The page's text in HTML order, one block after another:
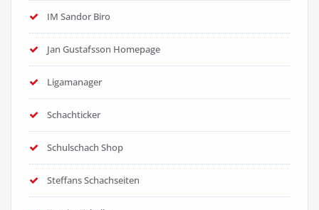
IM Sandor Biro
Jan Gustafsson Homepage
Ligamanager
Schachticker
Schulschach Shop
Steffans Schachseiten